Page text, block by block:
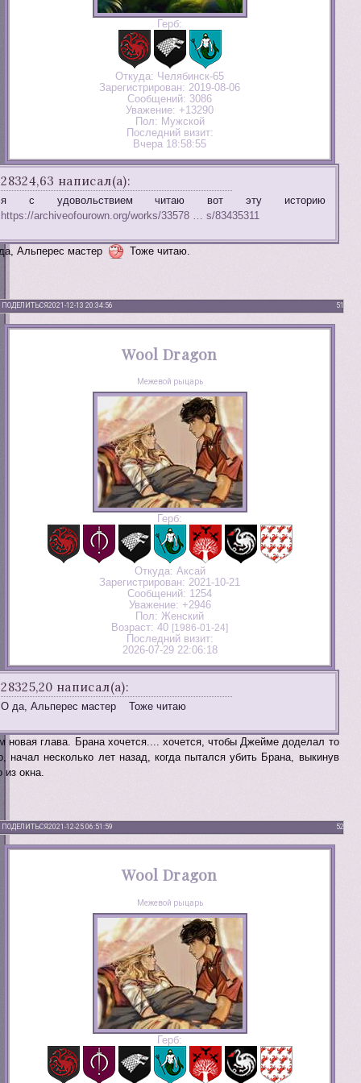
Герб:
Откуда: Челябинск-65
Зарегистрирован: 2019-08-06
Сообщений: 3086
Уважение: +13290
Пол: Мужской
Последний визит:
Вчера 18:58:55
28324,63 написал(а):
я с удовольствием читаю вот эту историю
https://archiveofourown.org/works/33578 … s/83435311
Альперес мастер Тоже читаю.
ПОДЕЛИТЬСЯ 51
2021-12-13 20:34:56
Wool Dragon
Межевой рыцарь
Герб:
Откуда: Аксай
Зарегистрирован: 2021-10-21
Сообщений: 1254
Уважение: +2946
Пол: Женский
Возраст: 40 [1986-01-24]
Последний визит:
2026-07-29 22:06:18
28325,20 написал(а):
О да, Альперес мастер Тоже читаю
новая глава. Брана хочется.... хочется, чтобы Джейме доделал то
начал несколько лет назад, когда пытался убить Брана, выкинув
из окна.
ПОДЕЛИТЬСЯ 52
2021-12-25 06:51:59
Wool Dragon
Межевой рыцарь
Герб: